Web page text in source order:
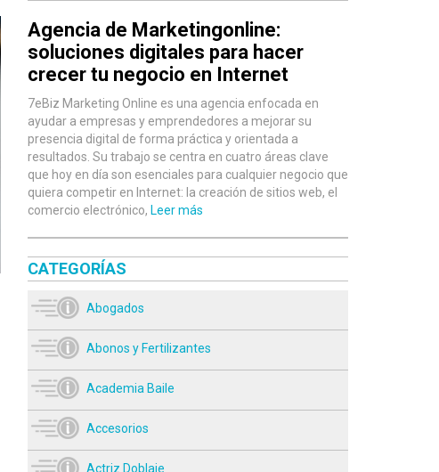
Agencia de Marketingonline:
soluciones digitales para hacer
crecer tu negocio en Internet
7eBiz Marketing Online es una agencia enfocada en
ayudar a empresas y emprendedores a mejorar su
presencia digital de forma práctica y orientada a
resultados. Su trabajo se centra en cuatro áreas clave
que hoy en día son esenciales para cualquier negocio que
quiera competir en Internet: la creación de sitios web, el
comercio electrónico, Leer más
CATEGORÍAS
Abogados
Abonos y Fertilizantes
Academia Baile
Accesorios
Actriz Doblaje